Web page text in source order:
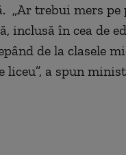
„Ar trebui mers pe
inclusă în cea de
de la clasele
a spun